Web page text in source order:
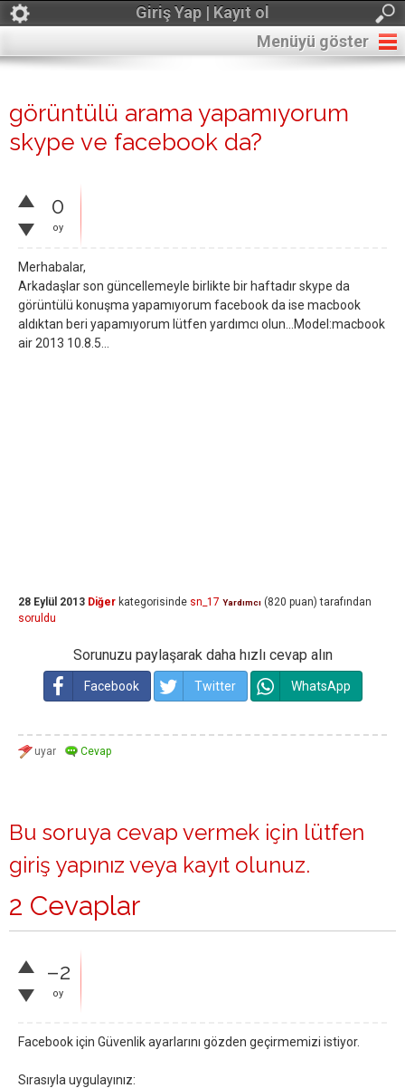
Giriş Yap | Kayıt ol
Menüyü göster
görüntülü arama yapamıyorum
skype ve facebook da?
0
oy
Merhabalar,
Arkadaşlar son güncellemeyle birlikte bir haftadır skype da
görüntülü konuşma yapamıyorum facebook da ise macbook
aldıktan beri yapamıyorum lütfen yardımcı olun...Model:macbook
air 2013 10.8.5...
28 Eylül 2013 Diğer kategorisinde sn_17 Yardımcı (820 puan) tarafından
soruldu
Sorunuzu paylaşarak daha hızlı cevap alın
Facebook Twitter WhatsApp
Bu soruya cevap vermek için lütfen
giriş yapınız veya kayıt olunuz.
2 Cevaplar
–2
oy
Facebook için Güvenlik ayarlarını gözden geçirmemizi istiyor.
Sırasıyla uygulayınız: